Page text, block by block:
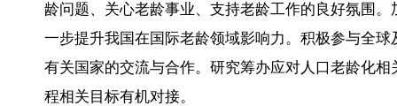
龄问题、关心老龄事业、支持老龄工作的良好氛围
一步提升我国在国际老龄领域影响力。积极参与全
有关国家的交流与合作。研究筹办应对人口老龄化
程相关目标有机对接。